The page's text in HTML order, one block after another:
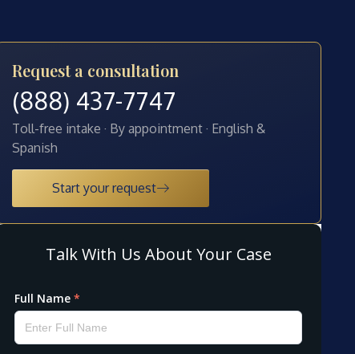
Request a consultation
(888) 437-7747
Toll-free intake · By appointment · English &
Spanish
Start your request